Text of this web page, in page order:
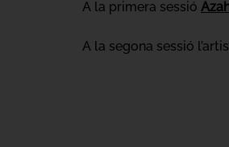
A la primera sessió
A la segona sessió